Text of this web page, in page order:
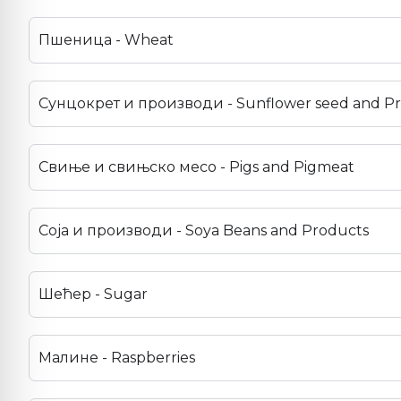
Пшеница - Wheat
Сунцокрет и производи - Sunflower seed and
Свиње и свињско месо - Pigs and Pigmeat
Соја и производи - Soya Beans and Products
Шећер - Sugar
Малине - Raspberries